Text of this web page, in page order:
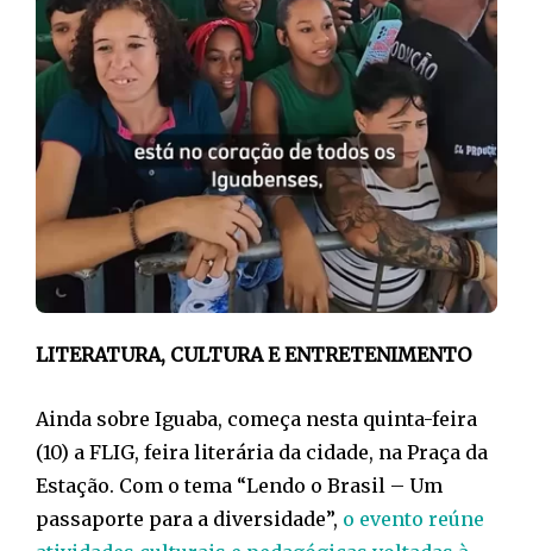
LITERATURA, CULTURA E ENTRETENIMENTO
Ainda sobre Iguaba, começa nesta quinta-feira
(10) a FLIG, feira literária da cidade, na Praça da
Estação. Com o tema “Lendo o Brasil – Um
passaporte para a diversidade”, o evento reúne